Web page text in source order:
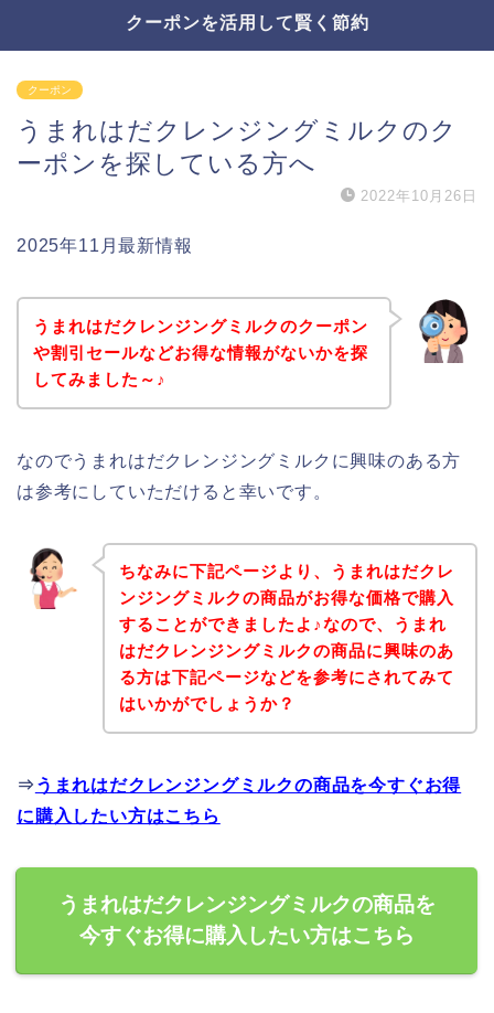
クーポンを活用して賢く節約
クーポン
うまれはだクレンジングミルクのク
ーポンを探している方へ
2022年10月26日
2025年11月最新情報
うまれはだクレンジングミルクのクーポン
や割引セールなどお得な情報がないかを探
してみました～♪
なのでうまれはだクレンジングミルクに興味のある方
は参考にしていただけると幸いです。
ちなみに下記ページより、うまれはだクレ
ンジングミルクの商品がお得な価格で購入
することができましたよ♪なので、うまれ
はだクレンジングミルクの商品に興味のあ
る方は下記ページなどを参考にされてみて
はいかがでしょうか？
⇒ うまれはだクレンジングミルクの商品を今すぐお得
に購入したい方はこちら
うまれはだクレンジングミルクの商品を
今すぐお得に購入したい方はこちら